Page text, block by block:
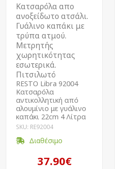
Κατσαρόλα απο
ανοξείδωτο ατσάλι.
Γυάλινο καπάκι με
τρύπα ατμού.
Μετρητής
χωρητικότητας
εσωτερικά.
Πιτσιλωτό
RESTO Libra 92004
Kατσαρόλα
αντικολλητική από
αλουμίνιο με γυάλινο
καπάκι 22cm 4 Λίτρα
SKU: RE92004
Διαθέσιμο
37.90€